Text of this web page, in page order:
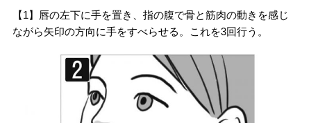
【1】唇の左下に手を置き、指の腹で骨と筋肉の動きを感じ
ながら矢印の方向に手をすべらせる。これを3回行う。